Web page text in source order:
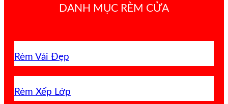
DANH MỤC RÈM CỬA
Rèm Vải Đẹp
Rèm Xếp Lớp